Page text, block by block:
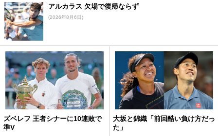
アルカラス 欠場で復帰ならず
(2026年8月6日)
ズベレフ 王者シナーに10連敗で
準V
大坂と錦織「前回酷い負け方だっ
た」